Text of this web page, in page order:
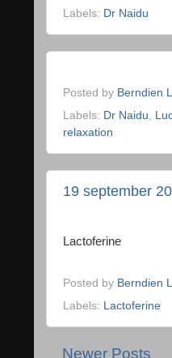
Labels: Dr Naidu
Posted by Berndien
Labels: Dr Naidu,
relaxation
19 september
Lactoferine
Posted by Berndien
Labels: Lactoferine
Newer Posts